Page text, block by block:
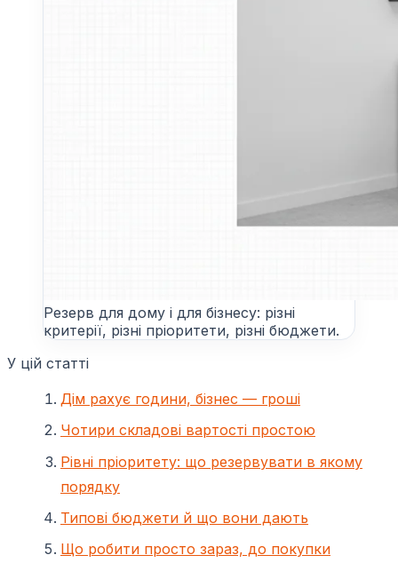
Резерв для дому і для бізнесу: різні
критерії, різні пріоритети, різні бюджети.
У цій статті
Дім рахує години, бізнес — гроші
Чотири складові вартості простою
Рівні пріоритету: що резервувати в якому
порядку
Типові бюджети й що вони дають
Що робити просто зараз, до покупки